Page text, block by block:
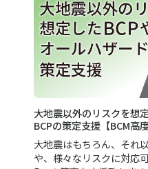
大地震以外のリスクを想
BCPの策定支援【BCM高
大地震はもちろん、それ
や、様々なリスクに対応